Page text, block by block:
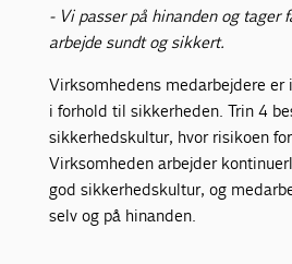
- Vi passer på hinanden og tager
arbejde sundt og sikkert.
Virksomhedens medarbejdere
i forhold til sikkerheden. Trin 4
sikkerhedskultur, hvor risikoen
Virksomheden arbejder
god sikkerhedskultur, og
selv og på hinanden.